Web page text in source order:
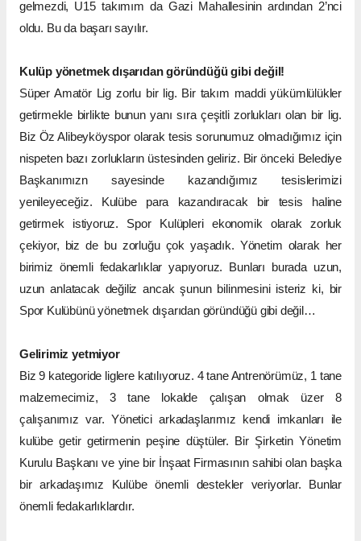
gelmezdi, U15 takımım da Gazi Mahallesinin ardından 2’nci
oldu. Bu da başarı sayılır.
Kulüp yönetmek dışarıdan göründüğü gibi değil!
Süper Amatör Lig zorlu bir lig. Bir takım maddi yükümlülükler
getirmekle birlikte bunun yanı sıra çeşitli zorlukları olan bir lig.
Biz Öz Alibeyköyspor olarak tesis sorunumuz olmadığımız için
nispeten bazı zorlukların üstesinden geliriz. Bir önceki Belediye
Başkanımızn sayesinde kazandığımız tesislerimizi
yenileyeceğiz. Kulübe para kazandıracak bir tesis haline
getirmek istiyoruz. Spor Kulüpleri ekonomik olarak zorluk
çekiyor, biz de bu zorluğu çok yaşadık. Yönetim olarak her
birimiz önemli fedakarlıklar yapıyoruz. Bunları burada uzun,
uzun anlatacak değiliz ancak şunun bilinmesini isteriz ki, bir
Spor Kulübünü yönetmek dışarıdan göründüğü gibi değil…
Gelirimiz yetmiyor
Biz 9 kategoride liglere katılıyoruz. 4 tane Antrenörümüz, 1 tane
malzemecimiz, 3 tane lokalde çalışan olmak üzer 8
çalışanımız var. Yönetici arkadaşlarımız kendi imkanları ile
kulübe getir getirmenin peşine düştüler. Bir Şirketin Yönetim
Kurulu Başkanı ve yine bir İnşaat Firmasının sahibi olan başka
bir arkadaşımız Kulübe önemli destekler veriyorlar. Bunlar
önemli fedakarlıklardır.